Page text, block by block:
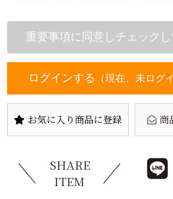
ログインする （現在、未ログ
お気に入り商品に登録 商
SHARE
ITEM